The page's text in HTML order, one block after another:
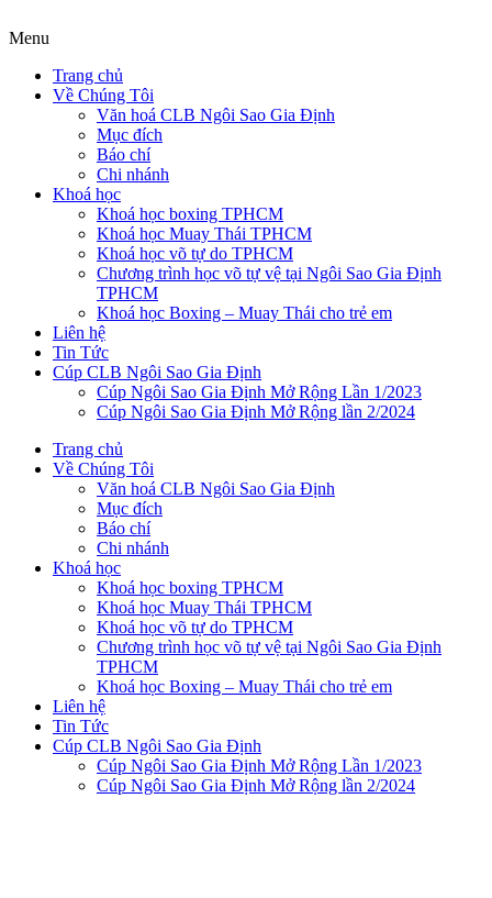
Menu
Trang chủ
Về Chúng Tôi
Văn hoá CLB Ngôi Sao Gia Định
Mục đích
Báo chí
Chi nhánh
Khoá học
Khoá học boxing TPHCM
Khoá học Muay Thái TPHCM
Khoá học võ tự do TPHCM
Chương trình học võ tự vệ tại Ngôi Sao Gia Định
TPHCM
Khoá học Boxing – Muay Thái cho trẻ em
Liên hệ
Tin Tức
Cúp CLB Ngôi Sao Gia Định
Cúp Ngôi Sao Gia Định Mở Rộng Lần 1/2023
Cúp Ngôi Sao Gia Định Mở Rộng lần 2/2024
Trang chủ
Về Chúng Tôi
Văn hoá CLB Ngôi Sao Gia Định
Mục đích
Báo chí
Chi nhánh
Khoá học
Khoá học boxing TPHCM
Khoá học Muay Thái TPHCM
Khoá học võ tự do TPHCM
Chương trình học võ tự vệ tại Ngôi Sao Gia Định
TPHCM
Khoá học Boxing – Muay Thái cho trẻ em
Liên hệ
Tin Tức
Cúp CLB Ngôi Sao Gia Định
Cúp Ngôi Sao Gia Định Mở Rộng Lần 1/2023
Cúp Ngôi Sao Gia Định Mở Rộng lần 2/2024